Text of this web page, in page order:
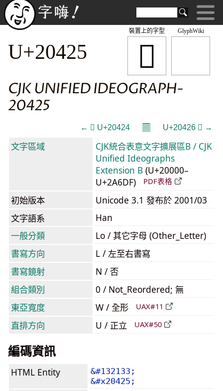
GlyphWiki
𠐥
裝置上的字型
U+20425
CJK UNIFIED IDEOGRAPH-
20425
← 𠐤 U+20424 𝄜 U+20426 𠐦 →
文字區域
CJK統合表意文字擴展區B / CJK
Unified Ideographs
Extension B (U+20000–
U+2A6DF)
PDF表格
初始版本
Unicode 3.1 發布於 2001/03
文字語系
Han
一般分類
Lo / 其它字母 (Other_Letter)
書寫方向
L / 左至右書寫
書寫鏡射
N / 否
組合類別
0 / Not_Reordered; 無
東亞寬度
W / 全形 UAX#11
直排方向 U / 正立 UAX#50
編碼資訊
HTML Entity
&#132133;
&#x20425;